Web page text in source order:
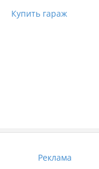
Купить гараж
Реклама